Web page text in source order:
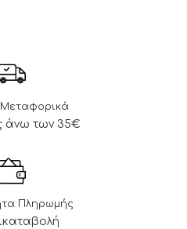
άνω των 35€
Πληρωμής